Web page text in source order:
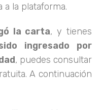
a la plataforma.
la carta, y tienes
ingresado por
, puedes consultar
A continuación